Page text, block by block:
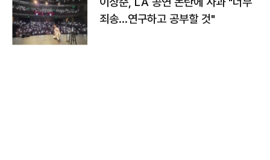
죄송…연구하고 공부할 것"